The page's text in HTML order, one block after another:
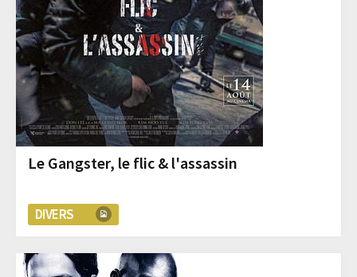
Le Gangster, le flic & l'assassin
DIVERS